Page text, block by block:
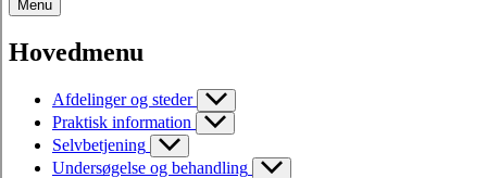
Menu
Hovedmenu
Afdelinger og steder
Praktisk information
Selvbetjening
Undersøgelse og behandling